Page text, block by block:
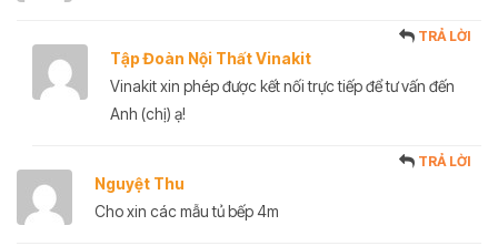
Tập Đoàn Nội Thất Vinakit
TRẢ LỜI
Vinakit xin phép được kết nối trực tiếp để tư vấn đến
Anh (chị) ạ!
Nguyệt Thu
TRẢ LỜI
Cho xin các mẫu tủ bếp 4m